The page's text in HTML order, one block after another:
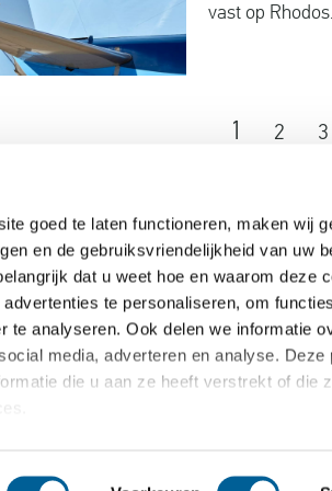
goed te laten functioneren, maken wij
en de gebruiksvriendelijkheid van uw
dat u weet hoe en waarom deze
te personaliseren, om
te analyseren. Ook delen we informatie
media, adverteren en analyse.
die u aan ze heeft verstrekt of die
vast op
1 2 3
Staking
Extra gemaakte kosten
Vlucht overboekt